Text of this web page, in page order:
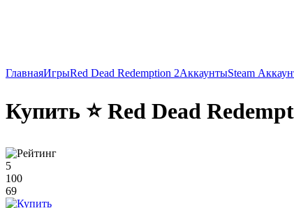
ГлавнаяИгрыRed Dead Redemption 2АккаунтыSteam
Купить ⭐️ Red Dead
5
100
69